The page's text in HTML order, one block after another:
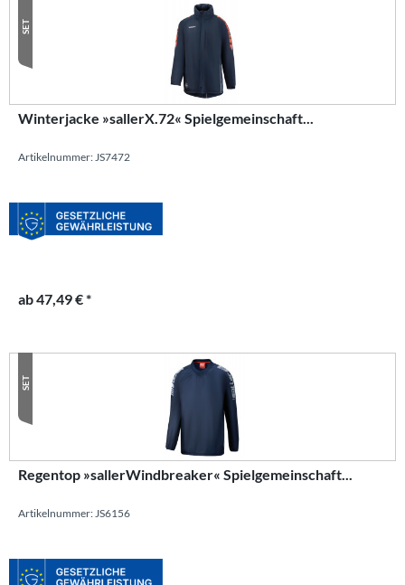
SET
Winterjacke »sallerX.72« Spielgemeinschaft...
Artikelnummer: JS7472
ab 47,49 € *
SET
Regentop »sallerWindbreaker« Spielgemeinschaft...
Artikelnummer: JS6156